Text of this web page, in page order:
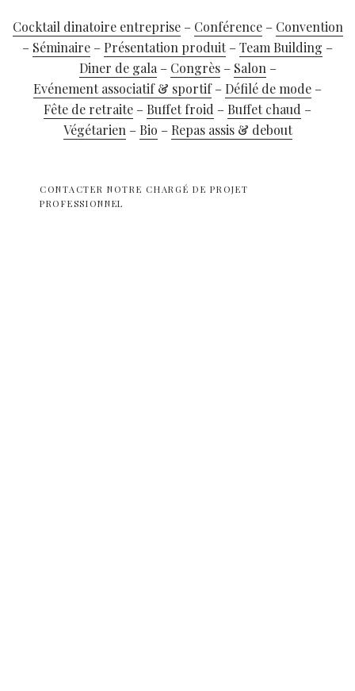
Cocktail dinatoire entreprise– Conférence– Convention
– Séminaire – Présentation produit–Team Building –
Diner de gala – Congrès– Salon –
Evénement associatif & sportif– Défilé de mode –
Fête de retraite – Buffet froid – Buffet chaud –
Végétarien – Bio – Repas assis & debout
CONTACTER NOTRE CHARGÉ DE PROJET
PROFESSIONNEL